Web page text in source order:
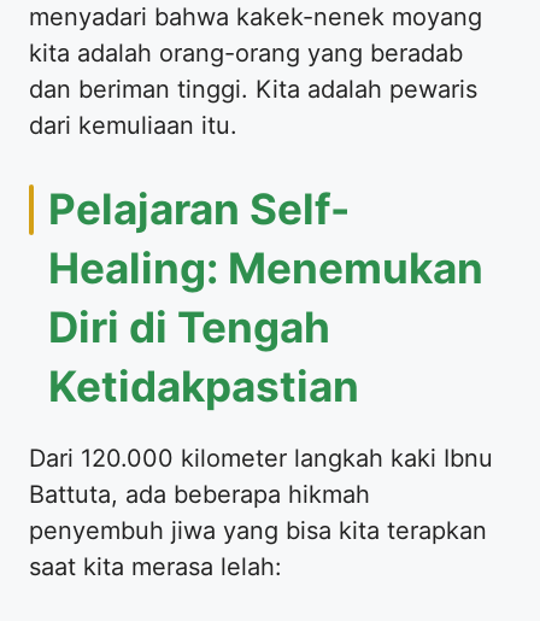
menyadari bahwa kakek-nenek moyang
kita adalah orang-orang yang beradab
dan beriman tinggi. Kita adalah pewaris
dari kemuliaan itu.
Pelajaran Self-
Healing: Menemukan
Diri di Tengah
Ketidakpastian
Dari 120.000 kilometer langkah kaki Ibnu
Battuta, ada beberapa hikmah
penyembuh jiwa yang bisa kita terapkan
saat kita merasa lelah: